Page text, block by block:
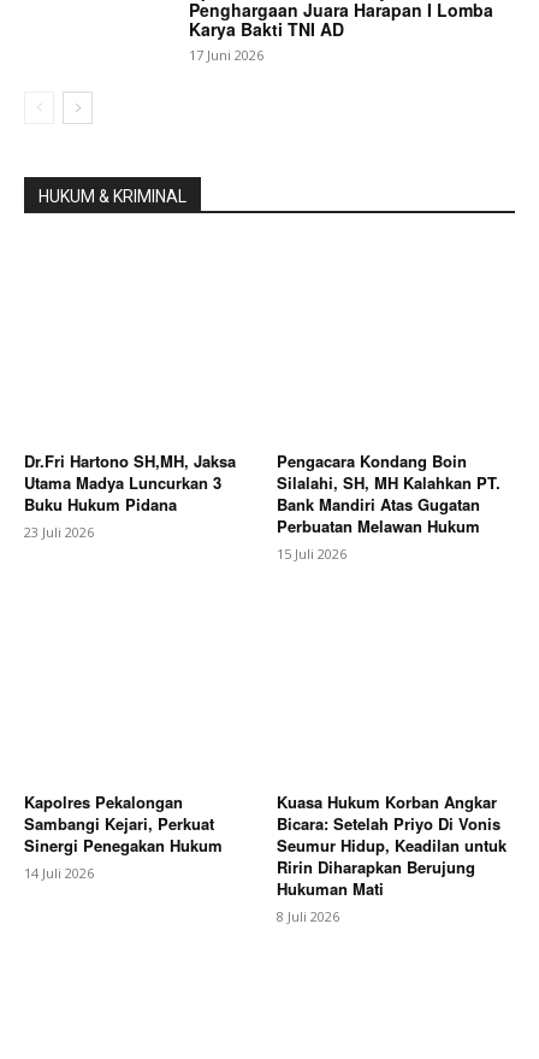
Penghargaan Juara Harapan I Lomba
Karya Bakti TNI AD
17 Juni 2026
HUKUM & KRIMINAL
Dr.Fri Hartono SH,MH, Jaksa
Utama Madya Luncurkan 3
Buku Hukum Pidana
23 Juli 2026
Pengacara Kondang Boin
Silalahi, SH, MH Kalahkan PT.
Bank Mandiri Atas Gugatan
Perbuatan Melawan Hukum
15 Juli 2026
Kapolres Pekalongan
Sambangi Kejari, Perkuat
Sinergi Penegakan Hukum
14 Juli 2026
Kuasa Hukum Korban Angkar
Bicara: Setelah Priyo Di Vonis
Seumur Hidup, Keadilan untuk
Ririn Diharapkan Berujung
Hukuman Mati
8 Juli 2026